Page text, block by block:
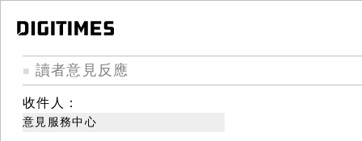
■ 讀者意見反應
收件人：
意見服務中心